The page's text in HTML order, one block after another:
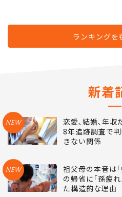
ランキングを
新着
NEW
恋愛､結婚､年
8年追跡調査で
きない関係
NEW
祖父母の本音は
の帰省に｢孫疲
た構造的な理由